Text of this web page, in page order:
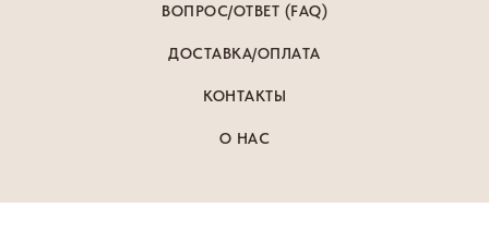
ВОПРОС/ОТВЕТ (FAQ)
ДОСТАВКА/ОПЛАТА
КОНТАКТЫ
О НАС